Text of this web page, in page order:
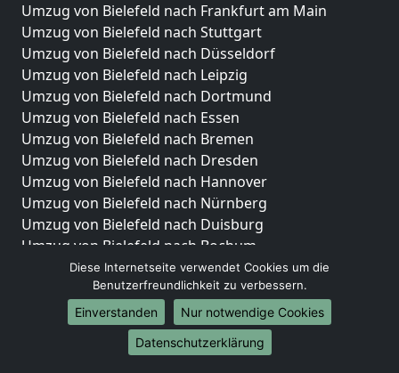
Umzug von Bielefeld nach Frankfurt am Main
Umzug von Bielefeld nach Stuttgart
Umzug von Bielefeld nach Düsseldorf
Umzug von Bielefeld nach Leipzig
Umzug von Bielefeld nach Dortmund
Umzug von Bielefeld nach Essen
Umzug von Bielefeld nach Bremen
Umzug von Bielefeld nach Dresden
Umzug von Bielefeld nach Hannover
Umzug von Bielefeld nach Nürnberg
Umzug von Bielefeld nach Duisburg
Umzug von Bielefeld nach Bochum
Umzug von Bielefeld nach Wuppertal
Umzug von Bielefeld nach Bielefeld
Umzug von Bielefeld nach Bonn
Umzug von Bielefeld nach Münster
Diese Internetseite verwendet Cookies um die
Benutzerfreundlichkeit zu verbessern.
Einverstanden
Nur notwendige Cookies
Datenschutzerklärung